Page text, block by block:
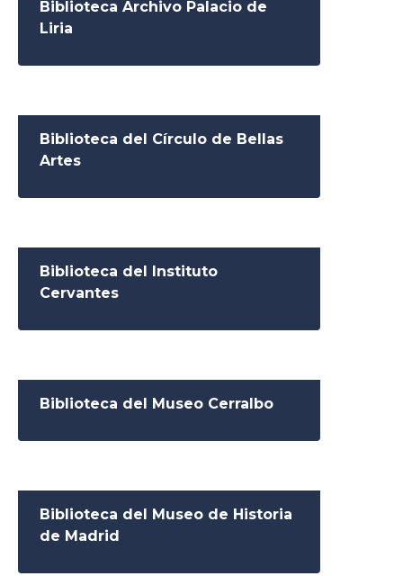
Biblioteca Archivo Palacio de
Liria
Biblioteca del Círculo de Bellas
Artes
Biblioteca del Instituto
Cervantes
Biblioteca del Museo Cerralbo
Biblioteca del Museo de Historia
de Madrid